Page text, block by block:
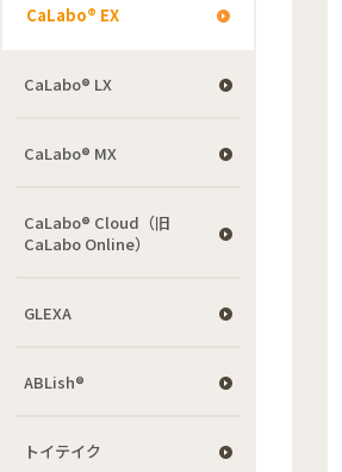
CaLabo® EX
CaLabo® LX
CaLabo® MX
CaLabo® Cloud（旧
CaLabo Online）
GLEXA
ABLish®
トイテイク